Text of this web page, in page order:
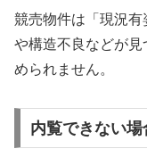
競売物件は「現況有
や構造不良などが
められません。
内覧できない場